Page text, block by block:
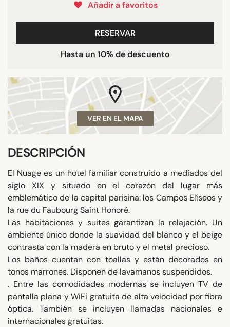
Añadir a favoritos
RESERVAR
Hasta un 10% de descuento
VER EN EL MAPA
DESCRIPCIÓN
El Nuage es un hotel familiar construido a mediados del
siglo XIX y situado en el corazón del lugar más
emblemático de la capital parisina: los Campos Elíseos y
la rue du Faubourg Saint Honoré.
Las habitaciones y suites garantizan la relajación. Un
ambiente único donde la suavidad del blanco y el beige
contrasta con la madera en bruto y el metal precioso.
Los baños cuentan con toallas y están decorados en
tonos marrones. Disponen de lavamanos suspendidos.
. Entre las comodidades modernas se incluyen TV de
pantalla plana y WiFi gratuita de alta velocidad por fibra
óptica. También se incluyen llamadas nacionales e
internacionales gratuitas.